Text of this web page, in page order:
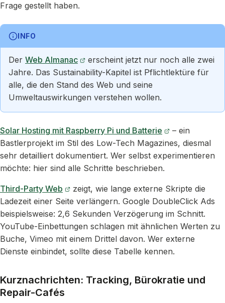
Frage gestellt haben.
INFO
Der Web Almanac
erscheint jetzt nur noch alle zwei
Jahre. Das Sustainability-Kapitel ist Pflichtlektüre für
alle, die den Stand des Web und seine
Umweltauswirkungen verstehen wollen.
Solar Hosting mit Raspberry Pi und Batterie
– ein
Bastlerprojekt im Stil des Low-Tech Magazines, diesmal
sehr detailliert dokumentiert. Wer selbst experimentieren
möchte: hier sind alle Schritte beschrieben.
Third-Party Web
zeigt, wie lange externe Skripte die
Ladezeit einer Seite verlängern. Google DoubleClick Ads
beispielsweise: 2,6 Sekunden Verzögerung im Schnitt.
YouTube-Einbettungen schlagen mit ähnlichen Werten zu
Buche, Vimeo mit einem Drittel davon. Wer externe
Dienste einbindet, sollte diese Tabelle kennen.
Kurznachrichten: Tracking, Bürokratie und
Repair-Cafés